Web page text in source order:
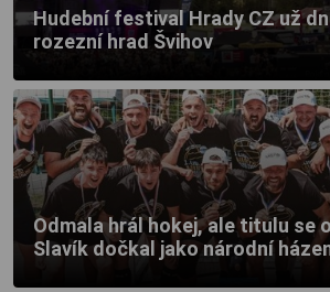
Hudební festival Hrady CZ už
rozezní hrad Švihov
Odmala hrál hokej, ale titulu se
Slavík dočkal jako národní